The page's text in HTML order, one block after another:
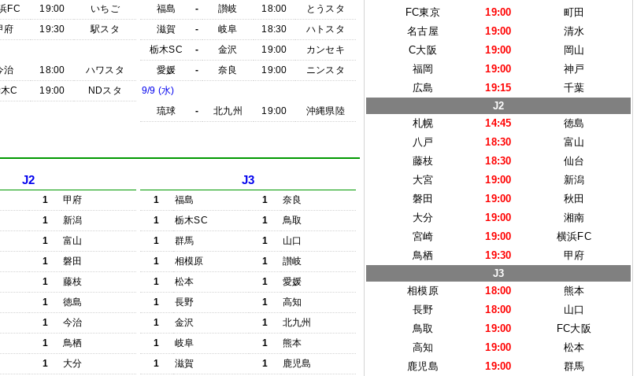
FC 19:00
いちご
府 19:30
駅スタ
治 18:00
ハワスタ
C 19:00 NDスタ
福島
- 讃岐 18:00
とうスタ
滋賀
- 岐阜 18:30
ハトスタ
栃木SC
- 金沢 19:00
カンセキ
愛媛
- 奈良 19:00
ニンスタ
9/9 (水)
琉球
- 北九州 19:00 沖縄県陸
J2
1
甲府
1
新潟
1
富山
1
磐田
1
藤枝
1
徳島
1
今治
1
鳥栖
1 大分
J3
1 福島 1
奈良
1
栃木SC 1
鳥取
1
群馬 1
山口
1
相模原 1
讃岐
1
松本 1
愛媛
1
長野 1
高知
1
金沢 1
北九州
1
岐阜 1
熊本
1
滋賀 1 鹿児島
FC東京
19:00
町田
名古屋
19:00
清水
C大阪
19:00
岡山
福岡
19:00
神戸
広島
19:15
千葉
J2
札幌
14:45
徳島
八戸
18:30
富山
藤枝
18:30
仙台
大宮
19:00
新潟
磐田
19:00
秋田
大分
19:00
湘南
宮崎
19:00
横浜FC
鳥栖
19:30
甲府
J3
相模原
18:00
熊本
長野
18:00
山口
鳥取
19:00
FC大阪
高知
19:00
松本
鹿児島
19:00 群馬